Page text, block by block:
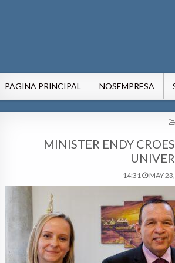
PAGINA PRINCIPAL NOSEMPRESA
MINISTER ENDY
14:31 MAY